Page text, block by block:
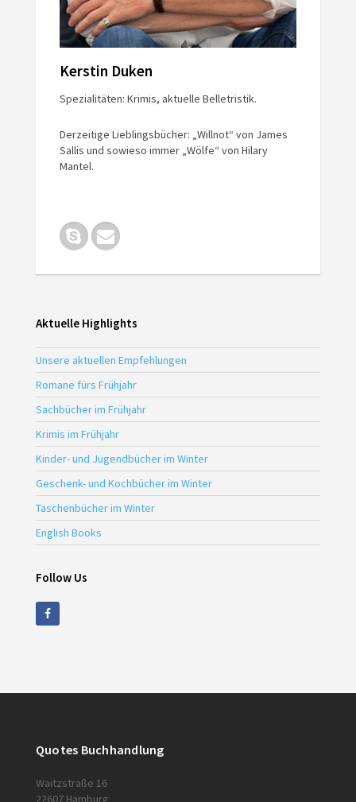
Kerstin Duken
Spezialitäten: Krimis, aktuelle Belletristik.
Derzeitige Lieblingsbücher: „Willnot“ von James
Sallis und sowieso immer „Wölfe“ von Hilary
Mantel.
Aktuelle Highlights
Unsere aktuellen Empfehlungen
Romane fürs Frühjahr
Sachbücher im Frühjahr
Krimis im Frühjahr
Kinder- und Jugendbücher im Winter
Geschenk- und Kochbücher im Winter
Taschenbücher im Winter
English Books
Follow Us
Quotes Buchhandlung
Waitzstraße 16
22607 Hamburg